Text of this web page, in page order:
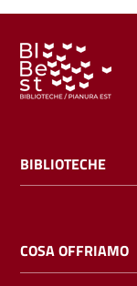
Trova
libri
e
film
Calendario
BIBLIOTECHE
COSA OFFRIAMO